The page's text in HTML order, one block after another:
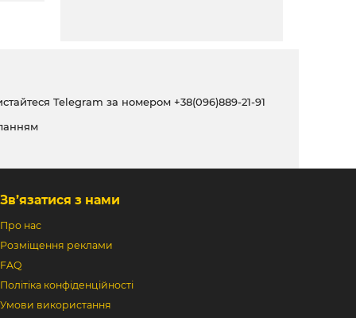
Telegram за номером +38(096)889-21-91
Зв’язатися з нами
Про нас
Розміщення реклами
FAQ
Політіка конфіденційності
Умови використання